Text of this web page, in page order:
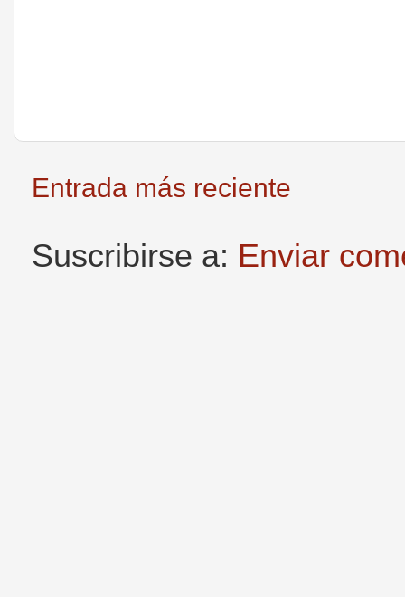
Entrada más reciente
Suscribirse a: Enviar